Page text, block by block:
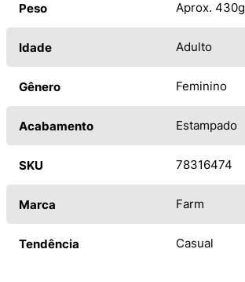
Peso Aprox. 430g
Idade Adulto
Gênero Feminino
Acabamento Estampado
SKU 78316474
Marca Farm
Tendência Casual